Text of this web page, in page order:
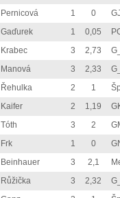
Pernicová 1 0
Gaďurek 1 0,05
Krabec 3 2,73
Manová 3 2,33
Řehulka 2 1
Kaifer 2 1,19
Tóth 3 2
Frk 1 0
Beinhauer 3 2,1
Růžička 3 2,32